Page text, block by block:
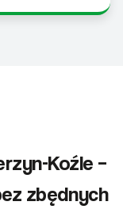
Koźle –
zbędnych